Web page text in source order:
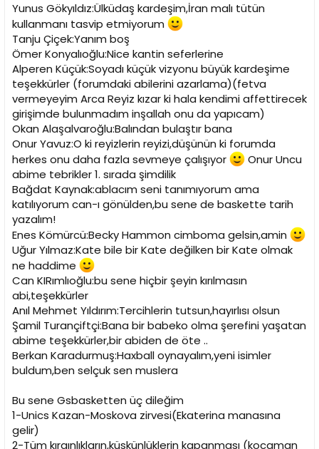
Yunus Gökyıldız:Ülküdaş kardeşim,İran malı tütün
kullanmanı tasvip etmiyorum
Tanju Çiçek:Yanım boş
Ömer Konyalıoğlu:Nice kantin seferlerine
Alperen Küçük:Soyadı küçük vizyonu büyük kardeşime
teşekkürler (forumdaki abilerini azarlama)(fetva
vermeyeyim Arca Reyiz kızar ki hala kendimi affettirecek
girişimde bulunmadım inşallah onu da yapıcam)
Okan Alaşalvaroğlu:Balından bulaştır bana
Onur Yavuz:O ki reyizlerin reyizi,düşünün ki forumda
herkes onu daha fazla sevmeye çalışıyor
Onur Uncu
abime tebrikler 1. sırada şimdilik
Bağdat Kaynak:ablacım seni tanımıyorum ama
katılıyorum can-ı gönülden,bu sene de baskette tarih
yazalım!
Enes Kömürcü:Becky Hammon cimboma gelsin,amin
Uğur Yılmaz:Kate bile bir Kate değilken bir Kate olmak
ne haddime
Can KIRımlıoğlu:bu sene hiçbir şeyin kırılmasın
abi,teşekkürler
Anıl Mehmet Yıldırım:Tercihlerin tutsun,hayırlısı olsun
Şamil Turançiftçi:Bana bir babeko olma şerefini yaşatan
abime teşekkürler,bir abiden de öte ..
Berkan Karadurmuş:Haxball oynayalım,yeni isimler
buldum,ben selçuk sen muslera
Bu sene Gsbasketten üç dileğim
1-Unics Kazan-Moskova zirvesi(Ekaterina manasına
gelir)
2-Tüm kırgınlıkların,küskünlüklerin kapanması (kocaman